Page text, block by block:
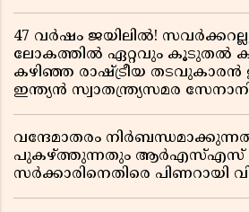
47 വർഷം ജയിലിൽ!
ലോകത്തിൽ ഏറ്റവും കൂടുതൽ
കഴിഞ്ഞ രാഷ്ട്രീയ തടവുകാരൻ
ഇന്ത്യൻ സ്വാതന്ത്ര്യസമര
വന്ദേമാതരം
പുകഴ്ത്തുന്നതും
സർക്കാരിനെതിരെ പിണറായി